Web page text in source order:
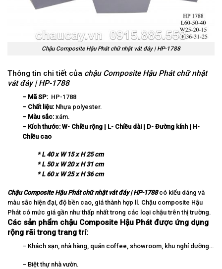
Chậu Composite Hậu Phát chữ nhật vát đáy | HP-1788
Thông tin chi tiết của chậu Composite Hậu Phát chữ nhật
vát đáy | HP-1788
– Mã SP: HP-1788
– Chất liệu: Nhựa polyester.
– Màu sắc: xám.
– Kích thước: W- Chiều rộng | L- Chiều dài | D- Đường kính | H-
Chiều cao
* L 40 x W 15 x H 25 cm
* L 50 x W 20 x H 31 cm
* L 60 x W 25 x H 36 cm
Chậu Composite Hậu Phát chữ nhật vát đáy | HP-1788có kiểu dáng và
màu sắc hiện đại, độ bền cao, giá thành hợp lí. Chậu composite Hậu
Phát có mức giá gần như thấp nhất trong các loại chậu trên thị trường.
Các sản phẩm chậu Composite Hậu Phát được ứng dụng
rộng rãi trong trang trí:
– Khách sạn, nhà hàng, quán coffee, showroom, khu nghỉ dưỡng…
– Biệt thự nhà vườn.